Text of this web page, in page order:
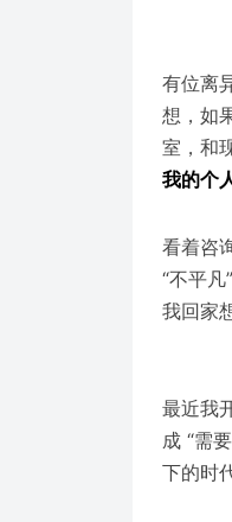
有位离
想，如
室，和
我的个
看着咨
“不平
我回家
最近我
成 “需
下的时